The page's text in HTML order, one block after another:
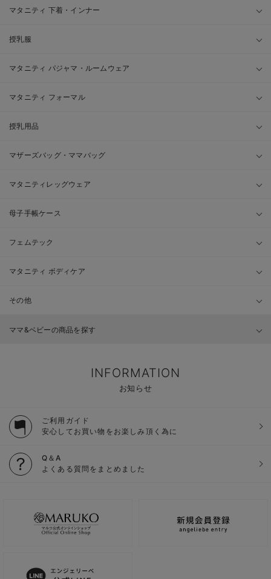
マタニティ 下着・インナー
授乳服
マタニティ パジャマ・ルームウェア
マタニティ フォーマル
授乳用品
マザーズバッグ・ママバッグ
マタニティレッグウェア
母子手帳ケース
フェムテック
マタニティ ボディケア
その他
ママ&ベビーの商品を探す
INFORMATION
お知らせ
ご利用ガイド
安心してお買い物をお楽しみ頂く為に
Q＆A
よくある質問をまとめました